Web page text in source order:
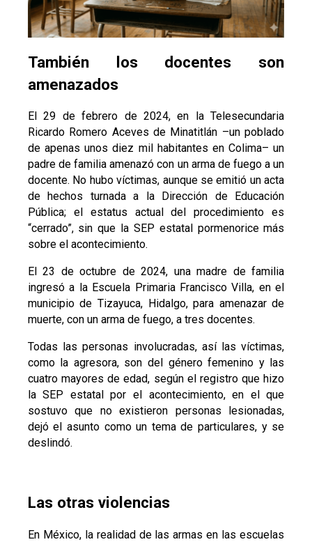
También los docentes son
amenazados
El 29 de febrero de 2024, en la Telesecundaria
Ricardo Romero Aceves de Minatitlán –un poblado
de apenas unos diez mil habitantes en Colima– un
padre de familia amenazó con un arma de fuego a un
docente. No hubo víctimas, aunque se emitió un acta
de hechos turnada a la Dirección de Educación
Pública; el estatus actual del procedimiento es
“cerrado”, sin que la SEP estatal pormenorice más
sobre el acontecimiento.
El 23 de octubre de 2024, una madre de familia
ingresó a la Escuela Primaria Francisco Villa, en el
municipio de Tizayuca, Hidalgo, para amenazar de
muerte, con un arma de fuego, a tres docentes.
Todas las personas involucradas, así las víctimas,
como la agresora, son del género femenino y las
cuatro mayores de edad, según el registro que hizo
la SEP estatal por el acontecimiento, en el que
sostuvo que no existieron personas lesionadas,
dejó el asunto como un tema de particulares, y se
deslindó.
Las otras violencias
En México, la realidad de las armas en las escuelas